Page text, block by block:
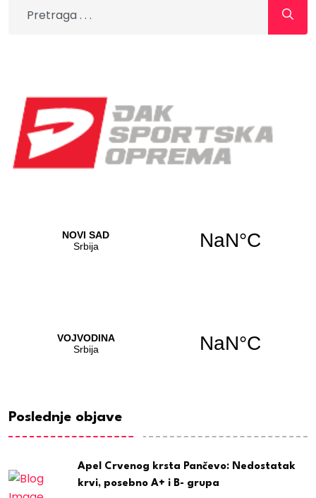
Poslednje objave
Apel Crvenog krsta Pančevo: Nedostatak
krvi, posebno A+ i B- grupa